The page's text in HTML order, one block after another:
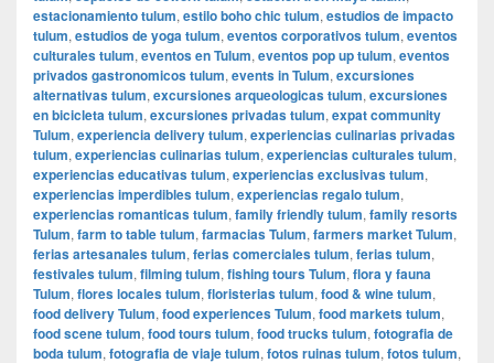
estacionamiento tulum, estilo boho chic tulum, estudios de impacto
tulum, estudios de yoga tulum, eventos corporativos tulum, eventos
culturales tulum, eventos en Tulum, eventos pop up tulum, eventos
privados gastronomicos tulum, events in Tulum, excursiones
alternativas tulum, excursiones arqueologicas tulum, excursiones
en bicicleta tulum, excursiones privadas tulum, expat community
Tulum, experiencia delivery tulum, experiencias culinarias privadas
tulum, experiencias culinarias tulum, experiencias culturales tulum,
experiencias educativas tulum, experiencias exclusivas tulum,
experiencias imperdibles tulum, experiencias regalo tulum,
experiencias romanticas tulum, family friendly tulum, family resorts
Tulum, farm to table tulum, farmacias Tulum, farmers market Tulum,
ferias artesanales tulum, ferias comerciales tulum, ferias tulum,
festivales tulum, filming tulum, fishing tours Tulum, flora y fauna
Tulum, flores locales tulum, floristerias tulum, food & wine tulum,
food delivery Tulum, food experiences Tulum, food markets tulum,
food scene tulum, food tours tulum, food trucks tulum, fotografia de
boda tulum, fotografia de viaje tulum, fotos ruinas tulum, fotos tulum,